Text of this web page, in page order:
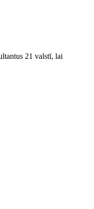
21 valstī, lai